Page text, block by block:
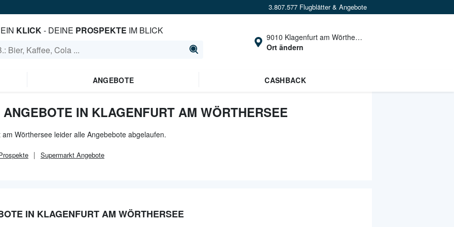
3.807.577 Flugblätter & Angebote
EIN KLICK- DEINE PROSPEKTE IM BLICK
9010 Klagenfurt am Wörthersee
Ort ändern
ANGEBOTE CASHBACK
IN KLAGENFURT AM WÖRTHERSEE
Wörthersee leider alle Angebebote abgelaufen.
Supermarkt Angebote
IN KLAGENFURT AM WÖRTHERSEE